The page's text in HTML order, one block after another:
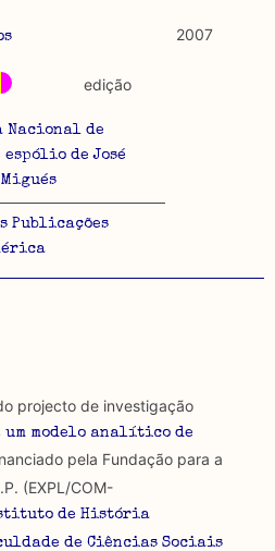
2007
de
de José
Publicações
edição
projecto de investigação
um modelo analítico de
pela Fundação para a
(EXPL/COM-
de História
de Ciências Sociais